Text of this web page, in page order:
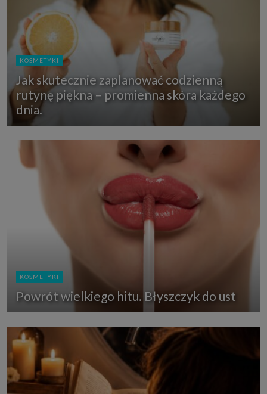
KOSMETYKI
Jak skutecznie zaplanować codzienną
rutynę piękna – promienna skóra każdego
dnia.
KOSMETYKI
Powrót wielkiego hitu. Błyszczyk do ust